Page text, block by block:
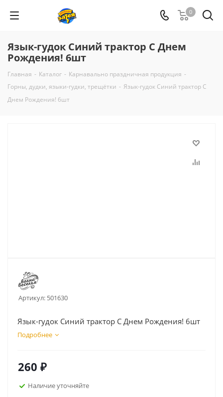
0
Язык-гудок Синий трактор С Днем
Рождения! 6шт
Главная - Каталог - Карнавально праздничная продукция -
Горны, дудки, языки-гудки, трещётки - Язык-гудок Синий трактор С
Днем Рождения! 6шт
Артикул: 501630
Язык-гудок Синий трактор С Днем Рождения! 6шт
Подробнее
260 ₽
Наличие уточняйте